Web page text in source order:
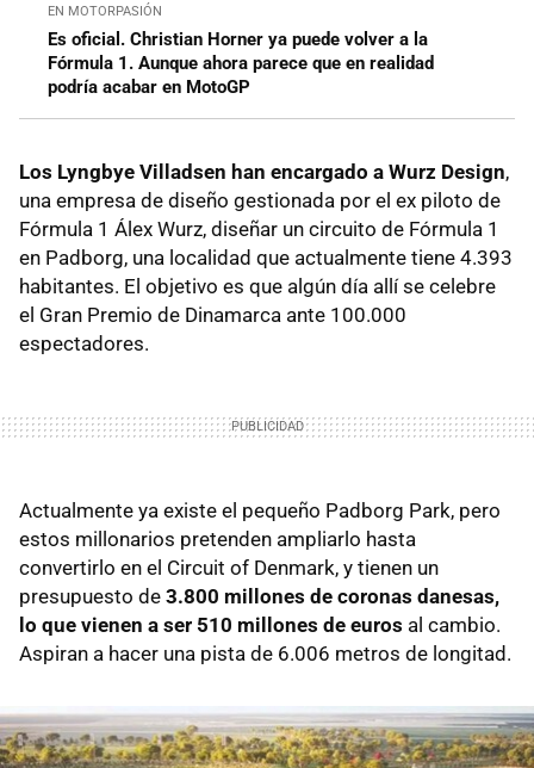
EN MOTORPASIÓN
Es oficial. Christian Horner ya puede volver a la
Fórmula 1. Aunque ahora parece que en realidad
podría acabar en MotoGP
Los Lyngbye Villadsen han encargado a Wurz Design,
una empresa de diseño gestionada por el ex piloto de
Fórmula 1 Álex Wurz, diseñar un circuito de Fórmula 1
en Padborg, una localidad que actualmente tiene 4.393
habitantes. El objetivo es que algún día allí se celebre
el Gran Premio de Dinamarca ante 100.000
espectadores.
Actualmente ya existe el pequeño Padborg Park, pero
estos millonarios pretenden ampliarlo hasta
convertirlo en el Circuit of Denmark, y tienen un
presupuesto de 3.800 millones de coronas danesas,
lo que vienen a ser 510 millones de euros al cambio.
Aspiran a hacer una pista de 6.006 metros de longitad.